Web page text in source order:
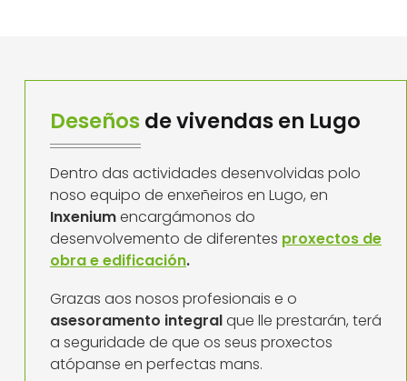
Deseñosde vivendas en Lugo
Dentro das actividades desenvolvidas polo
noso equipo de enxeñeiros en Lugo, en
Inxeniumencargámonos do
desenvolvemento de diferentes proxectos de
obra e edificación.
Grazas aos nosos profesionais e o
asesoramento integralque lle prestarán, terá
a seguridade de que os seus proxectos
atópanse en perfectas mans.